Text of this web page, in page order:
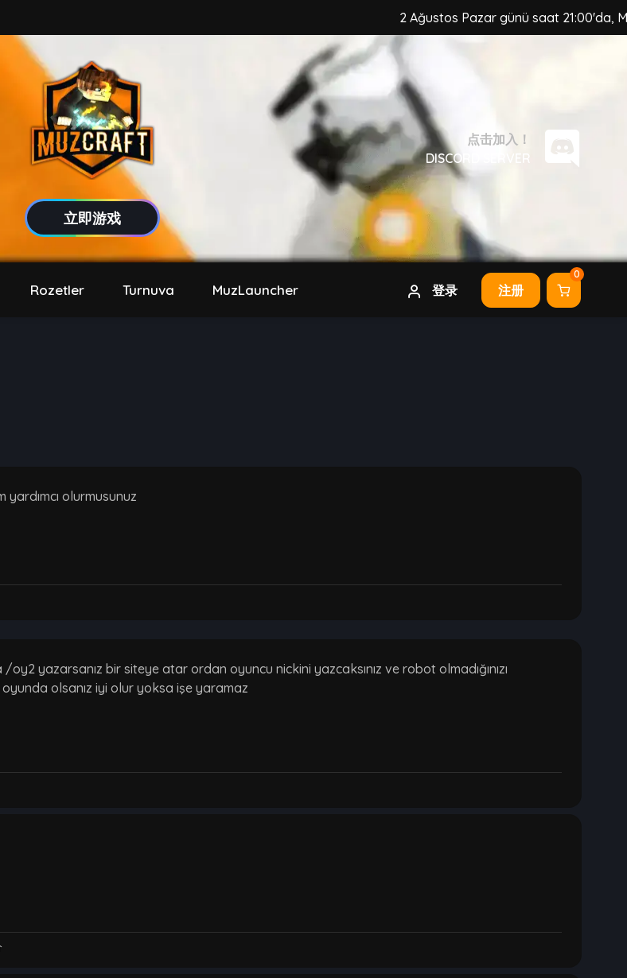
2 Ağustos Pazar günü saat 21:00'da,
立即游戏
点击加入！
DISCORD SERVER
登录 注册
0
Rozetler Turnuva MuzLauncher
yardımcı olurmusunuz
yazarsanız bir siteye atar ordan oyuncu nickini yazcaksınız ve robot olmadığınızı
olsanız iyi olur yoksa işe yaramaz